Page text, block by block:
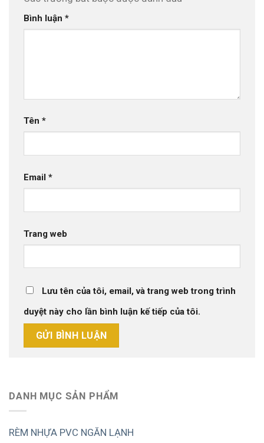
DANH MỤC SẢN PHẨM
RÈM NHỰA PVC NGĂN LẠNH
Bình luận *
Tên *
Email *
Trang web
Lưu tên của tôi, email, và trang web trong trình
duyệt này cho lần bình luận kế tiếp của tôi.